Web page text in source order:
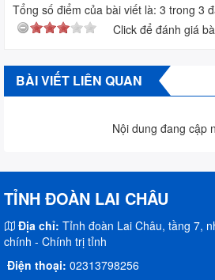
Tổng số điểm của bài viết là: 3 trong 3
Click để đánh giá
BÀI VIẾT LIÊN QUAN
Nội dung đang cập
TỈNH ĐOÀN LAI CHÂU
Địa chỉ: Tỉnh đoàn Lai Châu, tầng 7,
chính - Chính trị tỉnh
Điện thoại: 02313798256